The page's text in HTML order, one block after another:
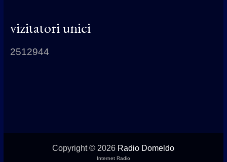
vizitatori unici
2512944
Copyright © 2026 Radio Domeldo
Internet Radio